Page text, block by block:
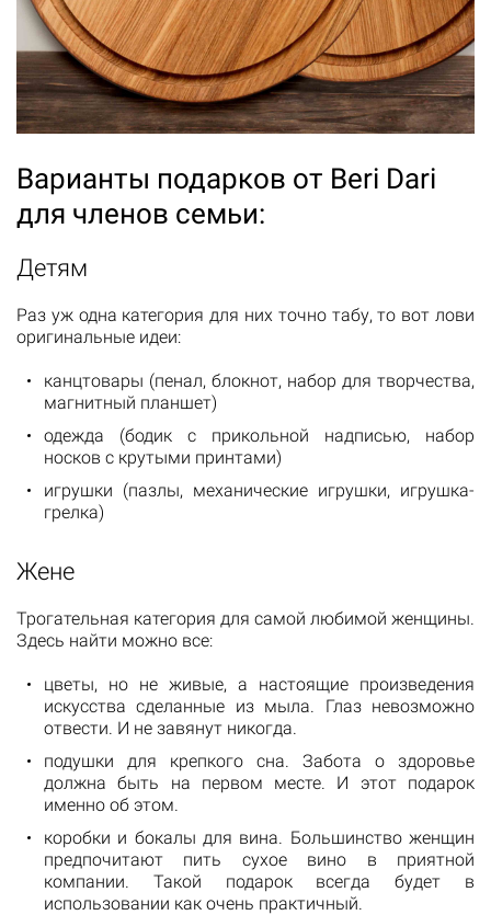
Варианты подарков от Beri Dari
для членов семьи:
Детям
Раз уж одна категория для них точно табу, то вот лови
оригинальные идеи:
канцтовары (пенал, блокнот, набор для творчества,
магнитный планшет)
одежда (бодик с прикольной надписью, набор
носков с крутыми принтами)
игрушки (пазлы, механические игрушки, игрушка-
грелка)
Жене
Трогательная категория для самой любимой женщины.
Здесь найти можно все:
цветы, но не живые, а настоящие произведения
искусства сделанные из мыла. Глаз невозможно
отвести. И не завянут никогда.
подушки для крепкого сна. Забота о здоровье
должна быть на первом месте. И этот подарок
именно об этом.
коробки и бокалы для вина. Большинство женщин
предпочитают пить сухое вино в приятной
компании. Такой подарок всегда будет в
использовании как очень практичный.